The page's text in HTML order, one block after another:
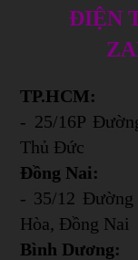
ĐIỆN
TP.HCM:
- 25/16P
Thủ Đức
Đồng Nai:
- 35/12 Đường
Hòa, Đồng Nai
Bình Dương: